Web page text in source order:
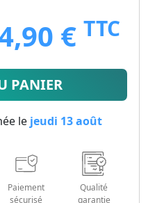
€ TTC
€
PANIER
le jeudi 13 août
Paiement
sécurisé
Qualité
garantie